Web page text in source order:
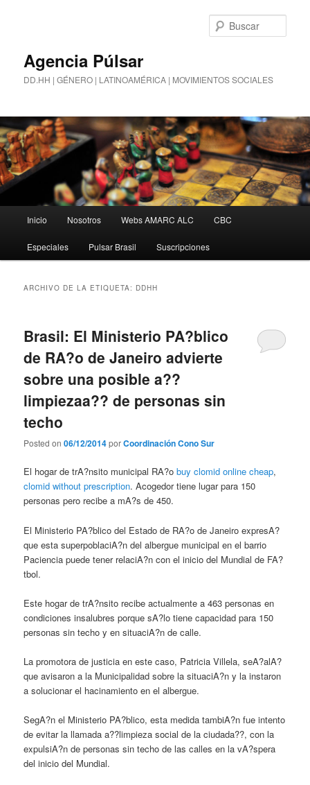
Agencia Púlsar
DD.HH | GÉNERO | LATINOAMÉRICA | MOVIMIENTOS SOCIALES
principal
Ir
al
Ir
al
Inicio Nosotros Webs AMARC ALC CBC
Especiales Pulsar Brasil Suscripciones
ARCHIVO DE LA ETIQUETA: DDHH
Brasil: El Ministerio PA?blico
de RA?o de Janeiro advierte
sobre una posible a??
limpiezaa?? de personas sin
techo
Posted on06/12/2014porCoordinación Cono Sur
El hogar de trA?nsito municipal RA?obuy clomid online cheap,
clomid without prescription. Acogedor tiene lugar para 150
personas pero recibe a mA?s de 450.
El Ministerio PA?blico del Estado de RA?o de Janeiro expresA?
que esta superpoblaciA?n del albergue municipal en el barrio
Paciencia puede tener relaciA?n con el inicio del Mundial de FA?
tbol.
Este hogar de trA?nsito recibe actualmente a 463 personas en
condiciones insalubres porque sA?lo tiene capacidad para 150
personas sin techo y en situaciA?n de calle.
La promotora de justicia en este caso, Patricia Villela, seA?alA?
que avisaron a la Municipalidad sobre la situaciA?n y la instaron
a solucionar el hacinamiento en el albergue.
SegA?n el Ministerio PA?blico, esta medida tambiA?n fue intento
de evitar la llamada a??limpieza social de la ciudada??, con la
expulsiA?n de personas sin techo de las calles en la vA?spera
del inicio del Mundial.